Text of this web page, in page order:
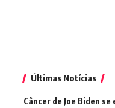
Últimas Notícias
Câncer de Joe Biden se